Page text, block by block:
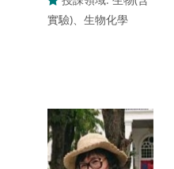
實驗)、生物化學